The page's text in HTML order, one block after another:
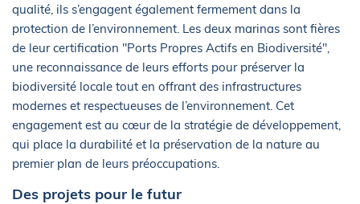
qualité, ils s’engagent également fermement dans la
protection de l’environnement. Les deux marinas sont fières
de leur certification "Ports Propres Actifs en Biodiversité",
une reconnaissance de leurs efforts pour préserver la
biodiversité locale tout en offrant des infrastructures
modernes et respectueuses de l’environnement. Cet
engagement est au cœur de la stratégie de développement,
qui place la durabilité et la préservation de la nature au
premier plan de leurs préoccupations.
Des projets pour le futur